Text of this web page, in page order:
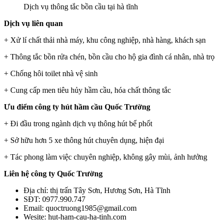
Dịch vụ thông tắc bồn cầu tại hà tĩnh
Dịch vụ liên quan
+ Xử lí chất thải nhà máy, khu công nghiệp, nhà hàng, khách sạn
+ Thông tắc bồn rửa chén, bồn cầu cho hộ gia đình cá nhân, nhà trọ
+ Chống hôi toilet nhà vệ sinh
+ Cung cấp men tiêu hủy hầm cầu, hóa chất thông tắc
Ưu điểm công ty hút hầm cầu Quốc Trường
+ Đi đầu trong ngành dịch vụ thông hút bể phốt
+ Sở hữu hơn 5 xe thông hút chuyên dụng, hiện đại
+ Tác phong làm việc chuyên nghiệp, không gây mùi, ảnh hưởng
Liên hệ công ty Quốc Trường
Địa chỉ: thị trấn Tây Sơn, Hương Sơn, Hà Tĩnh
SĐT: 0977.990.747
Email: quoctruong1985@gmail.com
Wesite: hut-ham-cau-ha-tinh.com